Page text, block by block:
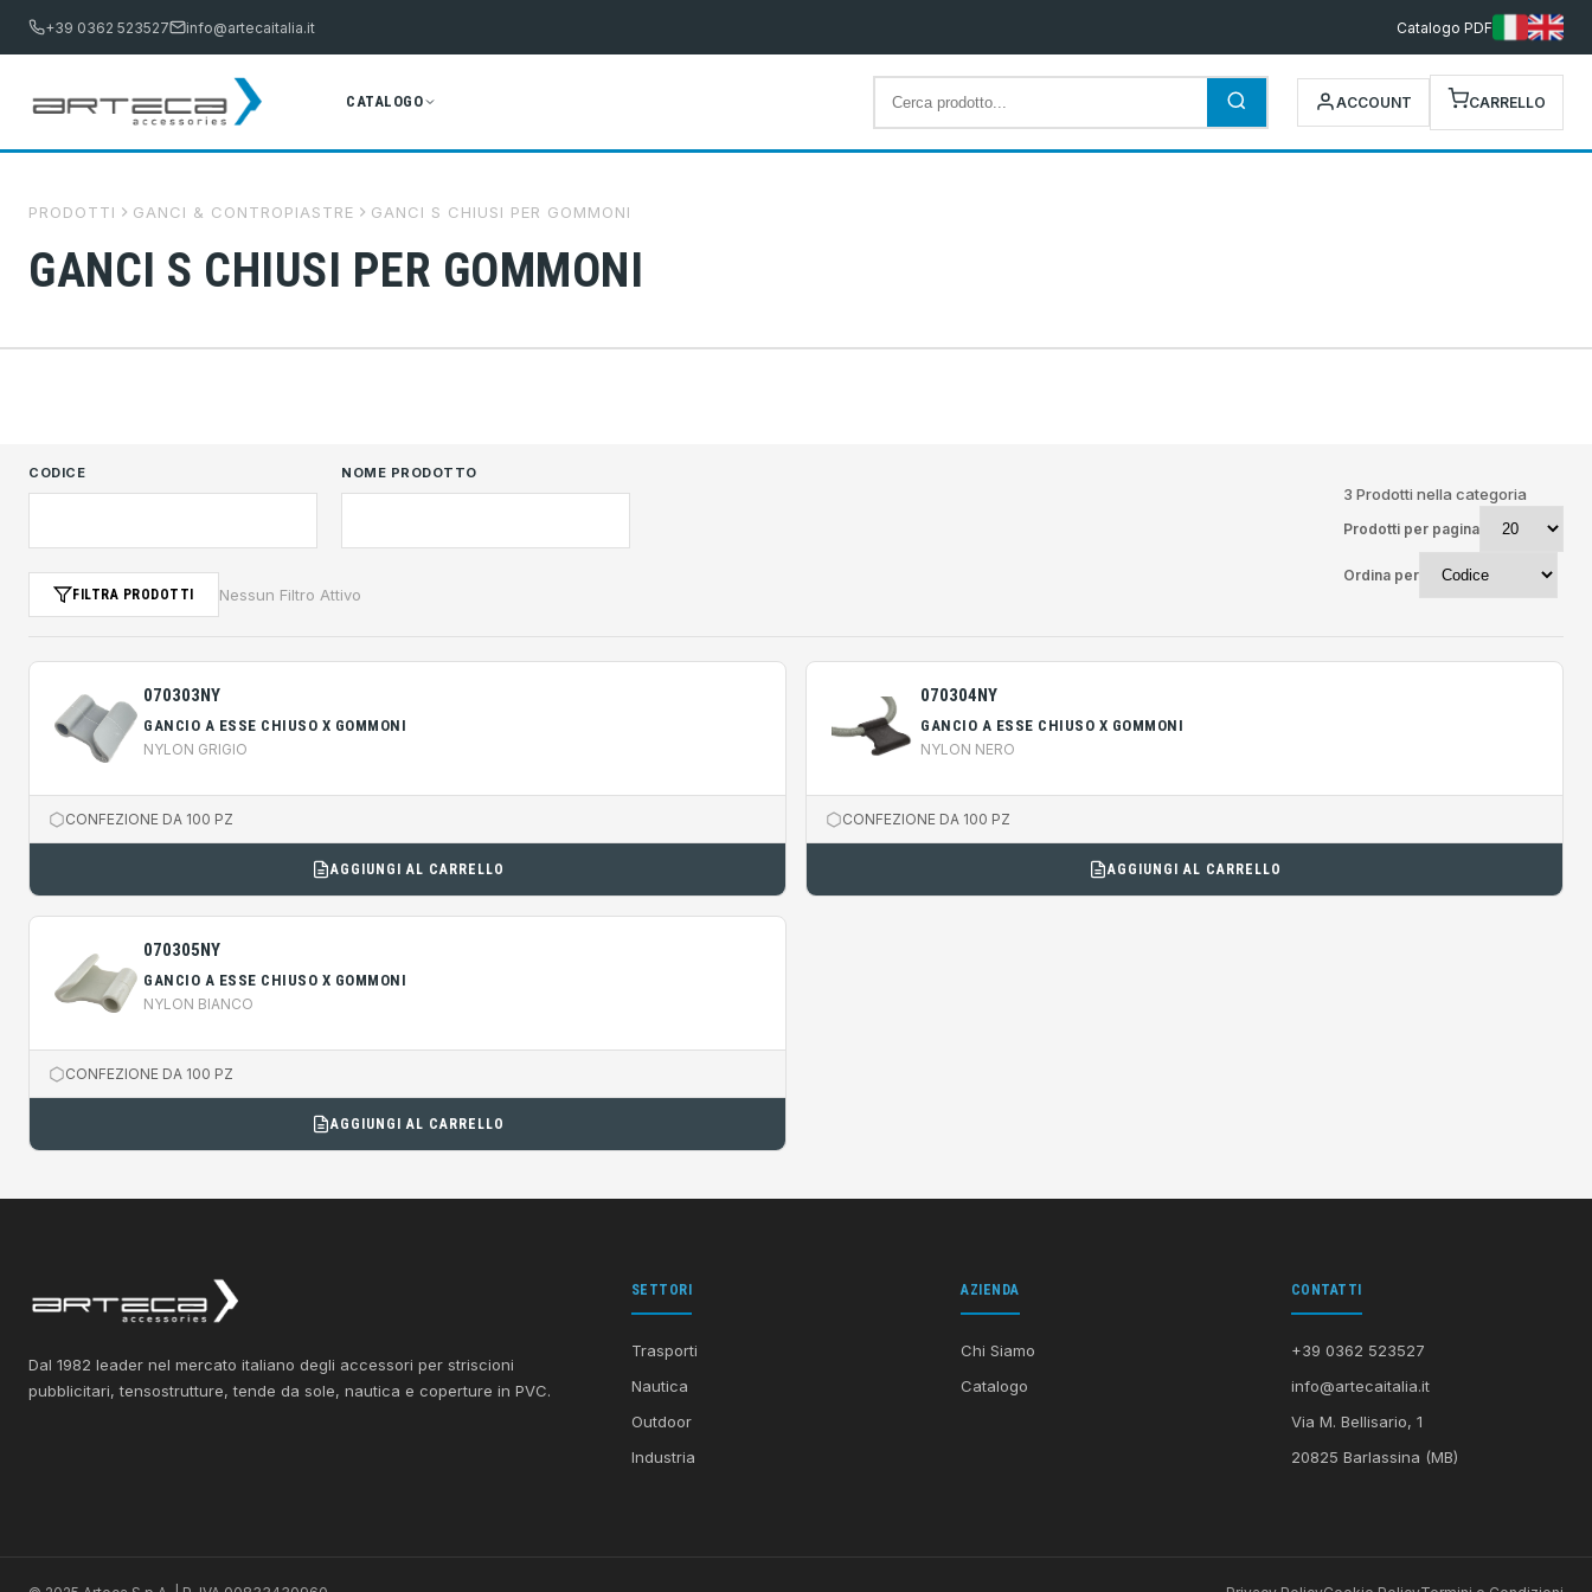
+39 0362 523527 info@artecaitalia.it Catalogo PDF
CATALOGO ACCOUNT CARRELLO
PRODOTTI GANCI & CONTROPIASTRE GANCI S CHIUSI PER GOMMONI
GANCI S CHIUSI PER GOMMONI
CODICE NOME PRODOTTO
FILTRA PRODOTTI Nessun Filtro Attivo
3 Prodotti nella categoria
Prodotti per pagina
Ordina per
070303NY
GANCIO A ESSE CHIUSO X GOMMONI
NYLON GRIGIO
CONFEZIONE DA 100 PZ
AGGIUNGI AL CARRELLO
070304NY
GANCIO A ESSE CHIUSO X GOMMONI
NYLON NERO
CONFEZIONE DA 100 PZ
AGGIUNGI AL CARRELLO
070305NY
GANCIO A ESSE CHIUSO X GOMMONI
NYLON BIANCO
CONFEZIONE DA 100 PZ
AGGIUNGI AL CARRELLO
Dal 1982 leader nel mercato italiano degli accessori per striscioni
pubblicitari, tensostrutture, tende da sole, nautica e coperture in PVC.
SETTORI
Trasporti
Nautica
Outdoor
Industria
AZIENDA
Chi Siamo
Catalogo
CONTATTI
+39 0362 523527
info@artecaitalia.it
Via M. Bellisario, 1
20825 Barlassina (MB)